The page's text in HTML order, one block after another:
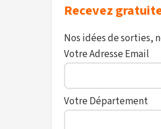
Recevez
Nos idées de sorties,
Votre Adresse Email
Votre Département